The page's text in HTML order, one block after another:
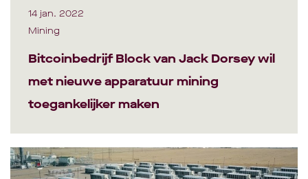
14 jan. 2022
Mining
Bitcoinbedrijf Block van Jack Dorsey wil
met nieuwe apparatuur mining
toegankelijker maken